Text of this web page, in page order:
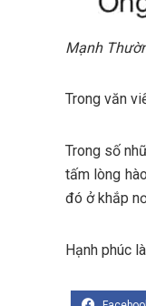
Mạnh
Trong văn
Trong số
tấm lòng
đó ở khắp
Hạnh phúc